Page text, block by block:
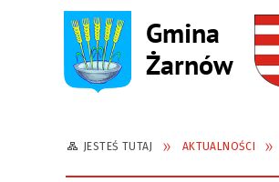
JESTEŚ TUTAJ AKTUALNOŚCI